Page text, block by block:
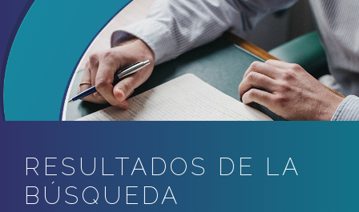
PIDE CONSULTA
BIENVENIDO
SOBRE MÍ
CONTACTAR
BLOG
RESULTADOS DE LA
BÚSQUEDA